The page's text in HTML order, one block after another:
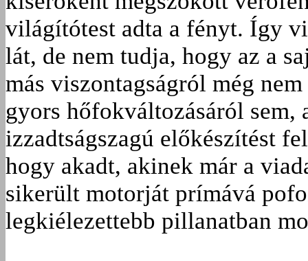
világítótest adta a fényt. Így
lát, de nem tudja, hogy az a
más viszontagságról még
gyors hőfokváltozásáról
izzadtságszagú előkészítést
hogy akadt, akinek már a
sikerült motorját prímává
legkiélezettebb pillanatban